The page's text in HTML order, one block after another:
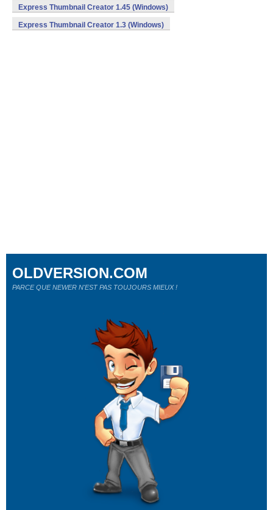
Express Thumbnail Creator 1.45 (Windows)
Express Thumbnail Creator 1.3 (Windows)
OLDVERSION.COM
PARCE QUE NEWER N'EST PAS TOUJOURS MIEUX !